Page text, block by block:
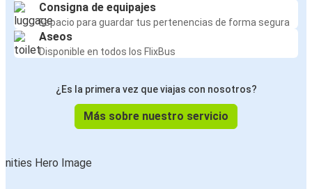
Consigna de equipajes
Espacio para guardar tus pertenencias de forma segura
Aseos
Disponible en todos los FlixBus
¿Es la primera vez que viajas con nosotros?
Más sobre nuestro servicio